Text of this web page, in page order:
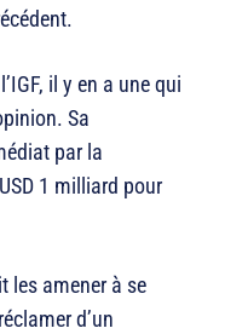
il y en a une qui
Sa
par la
1 milliard pour
les amener à se
d’un